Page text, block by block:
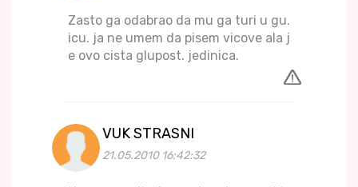
Zasto ga odabrao da mu ga turi u gu.
icu. ja ne umem da pisem vicove ala j
e ovo cista glupost. jedinica.
VUK STRASNI
21.05.2010 16:42:32